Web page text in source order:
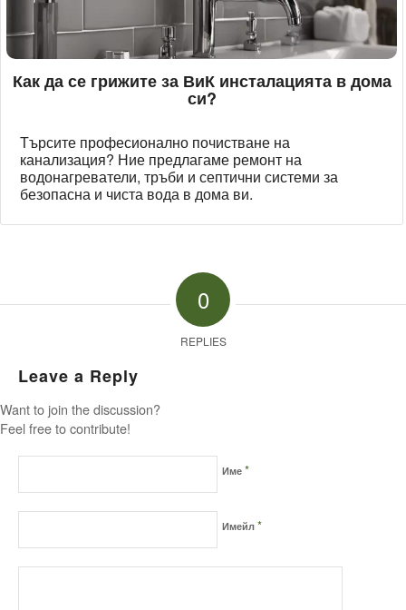
Как да се грижите за ВиК инсталацията в дома
си?
Търсите професионално почистване на
канализация? Ние предлагаме ремонт на
водонагреватели, тръби и септични системи за
безопасна и чиста вода в дома ви.
0
REPLIES
Leave a Reply
Want to join the discussion?
Feel free to contribute!
Име *
Имейл *